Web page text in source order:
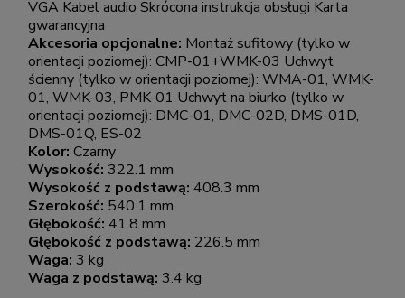
VGA Kabel audio Skrócona instrukcja obsługi Karta
gwarancyjna
Akcesoria opcjonalne: Montaż sufitowy (tylko w
orientacji poziomej): CMP-01+WMK-03 Uchwyt
ścienny (tylko w orientacji poziomej): WMA-01, WMK-
01, WMK-03, PMK-01 Uchwyt na biurko (tylko w
orientacji poziomej): DMC-01, DMC-02D, DMS-01D,
DMS-01Q, ES-02
Kolor: Czarny
Wysokość: 322.1 mm
Wysokość z podstawą: 408.3 mm
Szerokość: 540.1 mm
Głębokość: 41.8 mm
Głębokość z podstawą: 226.5 mm
Waga: 3 kg
Waga z podstawą: 3.4 kg